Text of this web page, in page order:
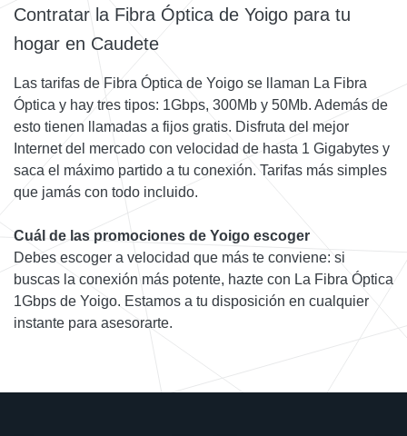
Contratar la Fibra Óptica de Yoigo para tu
hogar en Caudete
Las tarifas de Fibra Óptica de Yoigo se llaman La Fibra
Óptica y hay tres tipos: 1Gbps, 300Mb y 50Mb. Además de
esto tienen llamadas a fijos gratis. Disfruta del mejor
Internet del mercado con velocidad de hasta 1 Gigabytes y
saca el máximo partido a tu conexión. Tarifas más simples
que jamás con todo incluido.
Cuál de las promociones de Yoigo escoger
Debes escoger a velocidad que más te conviene: si
buscas la conexión más potente, hazte con La Fibra Óptica
1Gbps de Yoigo. Estamos a tu disposición en cualquier
instante para asesorarte.